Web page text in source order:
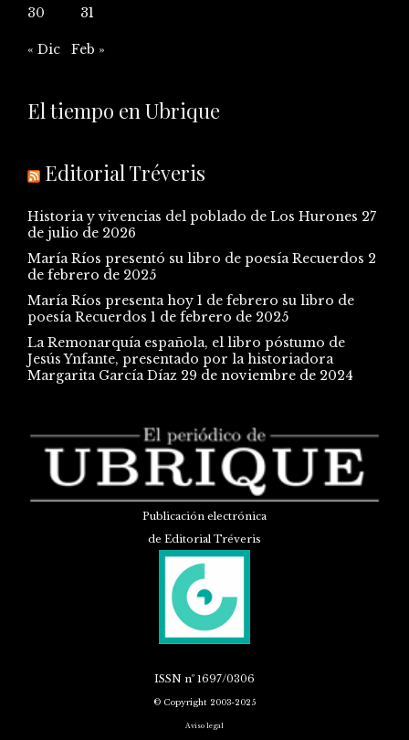
30
31
« Dic Feb »
El tiempo en Ubrique
Editorial Tréveris
Historia y vivencias del poblado de Los Hurones 27
de julio de 2026
María Ríos presentó su libro de poesía Recuerdos 2
de febrero de 2025
María Ríos presenta hoy 1 de febrero su libro de
poesía Recuerdos 1 de febrero de 2025
La Remonarquía española, el libro póstumo de
Jesús Ynfante, presentado por la historiadora
Margarita García Díaz 29 de noviembre de 2024
Publicación electrónica
de Editorial Tréveris
ISSN nº 1697/0306
© Copyright 2003-2025
Aviso legal